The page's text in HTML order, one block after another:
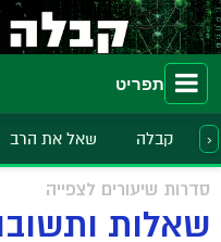
תפריט
קבלה שאל את הרב ›
סדרות שיעורים לצפייה
שאלות